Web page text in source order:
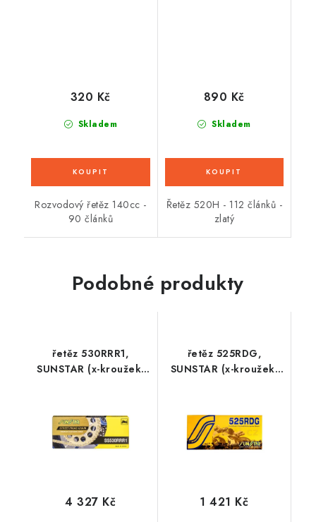
Skladem
320 Kč
Rozvodový řetěz 140cc -
90 článků
Skladem
890 Kč
Řetěz 520H - 112 článků -
zlatý
Podobné produkty
řetěz 530RRR1,
SUNSTAR (x-kroužek,
4 327 Kč
řetěz 525RDG,
SUNSTAR (x-kroužek,
1 421 Kč